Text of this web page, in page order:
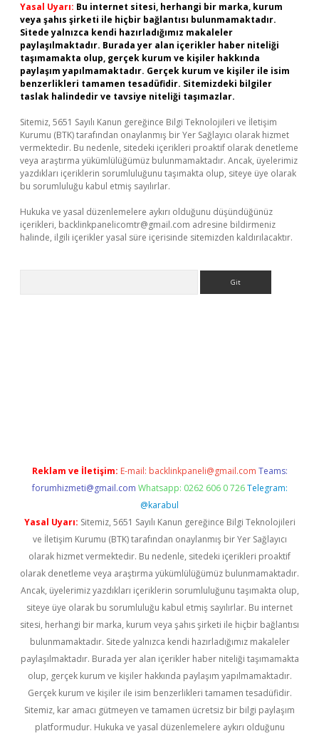
Yasal Uyarı: Bu internet sitesi, herhangi bir marka, kurum
veya şahıs şirketi ile hiçbir bağlantısı bulunmamaktadır.
Sitede yalnızca kendi hazırladığımız makaleler
paylaşılmaktadır. Burada yer alan içerikler haber niteliği
taşımamakta olup, gerçek kurum ve kişiler hakkında
paylaşım yapılmamaktadır. Gerçek kurum ve kişiler ile isim
benzerlikleri tamamen tesadüfidir. Sitemizdeki bilgiler
taslak halindedir ve tavsiye niteliği taşımazlar.
Sitemiz, 5651 Sayılı Kanun gereğince Bilgi Teknolojileri ve İletişim
Kurumu (BTK) tarafından onaylanmış bir Yer Sağlayıcı olarak hizmet
vermektedir. Bu nedenle, sitedeki içerikleri proaktif olarak denetleme
veya araştırma yükümlülüğümüz bulunmamaktadır. Ancak, üyelerimiz
yazdıkları içeriklerin sorumluluğunu taşımakta olup, siteye üye olarak
bu sorumluluğu kabul etmiş sayılırlar.
Hukuka ve yasal düzenlemelere aykırı olduğunu düşündüğünüz
içerikleri, backlinkpanelicomtr@gmail.com adresine bildirmeniz
halinde, ilgili içerikler yasal süre içerisinde sitemizden kaldırılacaktır.
Reklam ve İletişim: E-mail: backlinkpaneli@gmail.com Teams:
forumhizmeti@gmail.com Whatsapp: 0262 606 0 726 Telegram:
@karabul
Yasal Uyarı: Sitemiz, 5651 Sayılı Kanun gereğince Bilgi Teknolojileri
ve İletişim Kurumu (BTK) tarafından onaylanmış bir Yer Sağlayıcı
olarak hizmet vermektedir. Bu nedenle, sitedeki içerikleri proaktif
olarak denetleme veya araştırma yükümlülüğümüz bulunmamaktadır.
Ancak, üyelerimiz yazdıkları içeriklerin sorumluluğunu taşımakta olup,
siteye üye olarak bu sorumluluğu kabul etmiş sayılırlar. Bu internet
sitesi, herhangi bir marka, kurum veya şahıs şirketi ile hiçbir bağlantısı
bulunmamaktadır. Sitede yalnızca kendi hazırladığımız makaleler
paylaşılmaktadır. Burada yer alan içerikler haber niteliği taşımamakta
olup, gerçek kurum ve kişiler hakkında paylaşım yapılmamaktadır.
Gerçek kurum ve kişiler ile isim benzerlikleri tamamen tesadüfidir.
Sitemiz, kar amacı gütmeyen ve tamamen ücretsiz bir bilgi paylaşım
platformudur. Hukuka ve yasal düzenlemelere aykırı olduğunu